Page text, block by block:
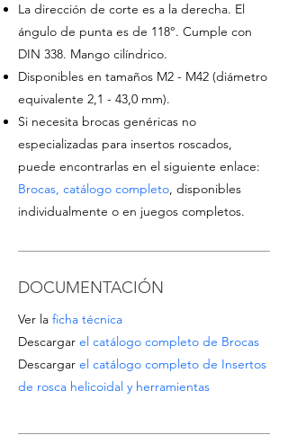
La dirección de corte es a la derecha. El
ángulo de punta es de 118°. Cumple con
DIN 338. Mango cilíndrico.
Disponibles en tamaños M2 - M42 (diámetro
equivalente 2,1 - 43,0 mm).
Si necesita brocas genéricas no
especializadas para insertos roscados,
puede encontrarlas en el siguiente enlace:
Brocas, catálogo completo, disponibles
individualmente o en juegos completos.
DOCUMENTACIÓN
Ver la ficha técnica
Descargar el catálogo completo de Brocas
Descargar el catálogo completo de Insertos
de rosca helicoidal y herramientas